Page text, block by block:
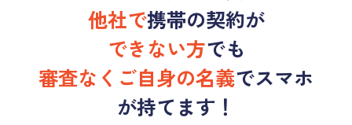
他社で携帯の契約が
できない方でも
審査なくご自身の名義でスマホ
が持てます！